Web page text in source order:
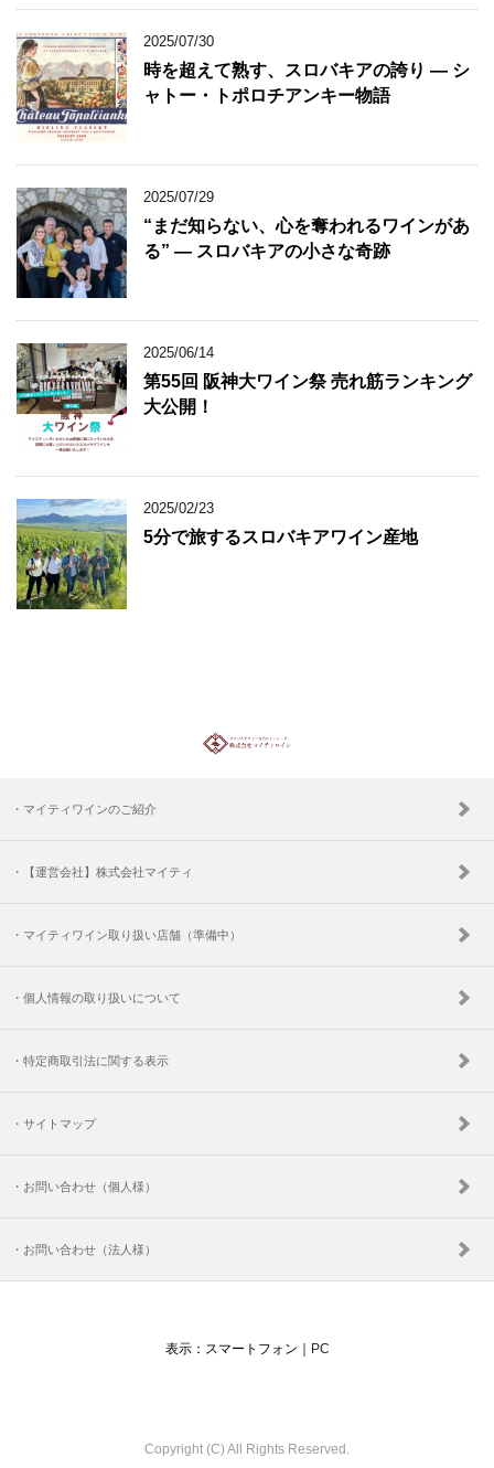
2025/07/30
時を超えて熟す、スロバキアの誇り ― シ
ャトー・トポロチアンキー物語
2025/07/29
“まだ知らない、心を奪われるワインがあ
る” ― スロバキアの小さな奇跡
2025/06/14
第55回 阪神大ワイン祭 売れ筋ランキング
大公開！
2025/02/23
5分で旅するスロバキアワイン産地
・マイティワインのご紹介
・【運営会社】株式会社マイティ
・マイティワイン取り扱い店舗（準備中）
・個人情報の取り扱いについて
・特定商取引法に関する表示
・サイトマップ
・お問い合わせ（個人様）
・お問い合わせ（法人様）
表示：スマートフォン｜ PC
Copyright (C) All Rights Reserved.